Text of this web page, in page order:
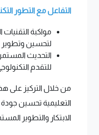
التفاعل مع التطور
مواكبة التقنيات
لتحسين وتطوير
التحديث
للتقدم
من خلال التركيز على
التعليمية تحسين
الابتكار والتطوير